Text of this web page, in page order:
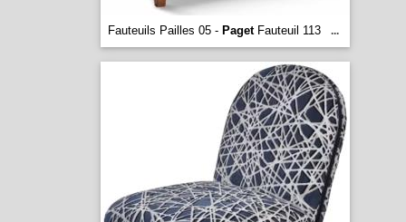
Fauteuils Pailles 05 - PagetFauteuil 113 ...